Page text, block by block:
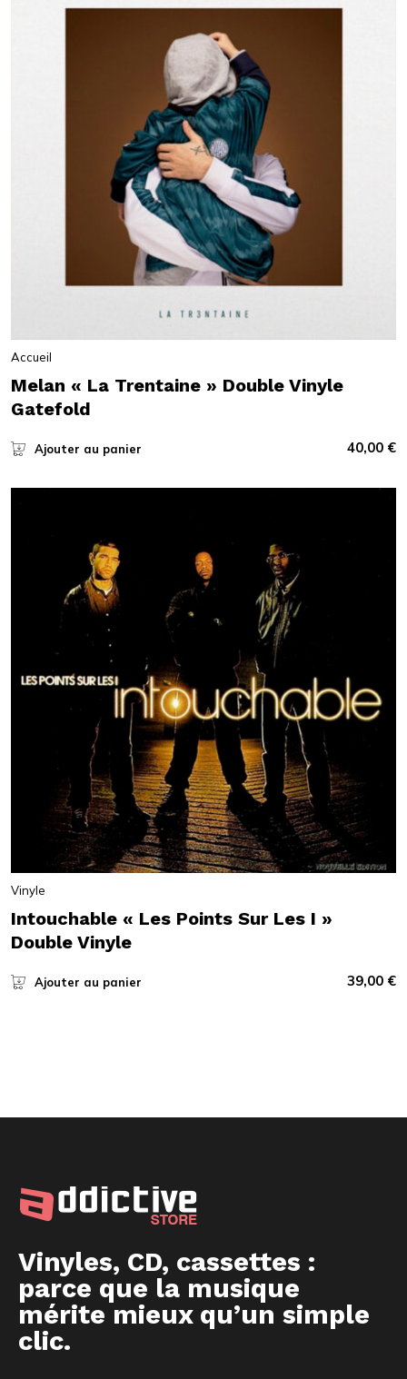
Accueil
Melan « La Trentaine » Double Vinyle
Gatefold
Ajouter au panier 40,00 €
Vinyle
Intouchable « Les Points Sur Les I »
Double Vinyle
Ajouter au panier 39,00 €
Vinyles, CD, cassettes :
parce que la musique
mérite mieux qu’un simple
clic.